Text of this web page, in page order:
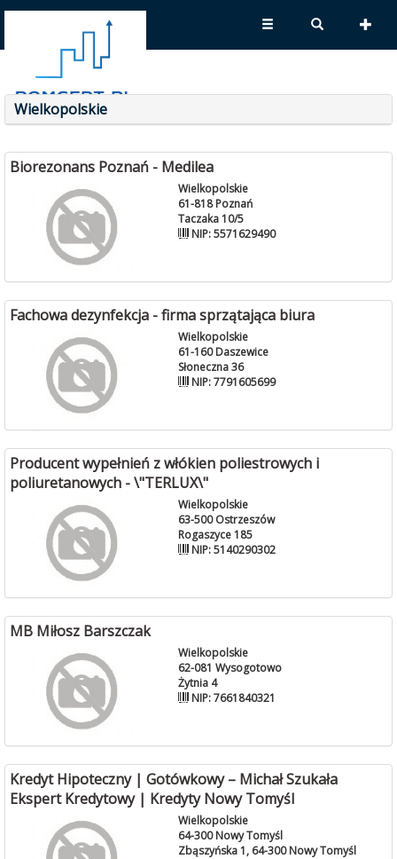
Wielkopolskie
Biorezonans Poznań - Medilea
Wielkopolskie
61-818 Poznań
Taczaka 10/5
NIP: 5571629490
Fachowa dezynfekcja - firma sprzątająca biura
Wielkopolskie
61-160 Daszewice
Słoneczna 36
NIP: 7791605699
Producent wypełnień z włókien poliestrowych i
poliuretanowych - \"TERLUX\"
Wielkopolskie
63-500 Ostrzeszów
Rogaszyce 185
NIP: 5140290302
MB Miłosz Barszczak
Wielkopolskie
62-081 Wysogotowo
Żytnia 4
NIP: 7661840321
Kredyt Hipoteczny | Gotówkowy – Michał Szukała
Ekspert Kredytowy | Kredyty Nowy Tomyśl
Wielkopolskie
64-300 Nowy Tomyśl
Zbąszyńska 1, 64-300 Nowy Tomyśl